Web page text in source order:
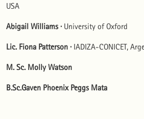
USA
Abigail Williams · University of Oxford
Lic. Fiona Patterson · IADIZA-CONICET,
M. Sc. Molly Watson
B.Sc.Gaven Phoenix Peggs Mata